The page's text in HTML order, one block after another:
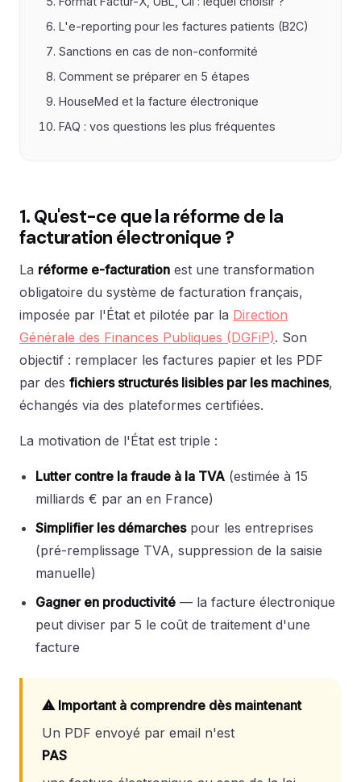
L'e-reporting pour les factures patients (B2C)
Sanctions en cas de non-conformité
Comment se préparer en 5 étapes
HouseMed et la facture électronique
FAQ : vos questions les plus fréquentes
1. Qu'est-ce que la réforme de la
facturation électronique ?
La réforme e-facturation est une transformation
obligatoire du système de facturation français,
imposée par l'État et pilotée par la Direction
Générale des Finances Publiques (DGFiP). Son
objectif : remplacer les factures papier et les PDF
par des fichiers structurés lisibles par les machines,
échangés via des plateformes certifiées.
La motivation de l'État est triple :
Lutter contre la fraude à la TVA (estimée à 15
milliards € par an en France)
Simplifier les démarchespour les entreprises
(pré-remplissage TVA, suppression de la saisie
manuelle)
Gagner en productivité — la facture électronique
peut diviser par 5 le coût de traitement d'une
facture
⚠ Important à comprendre dès maintenant
Un PDF envoyé par email n'est
PAS